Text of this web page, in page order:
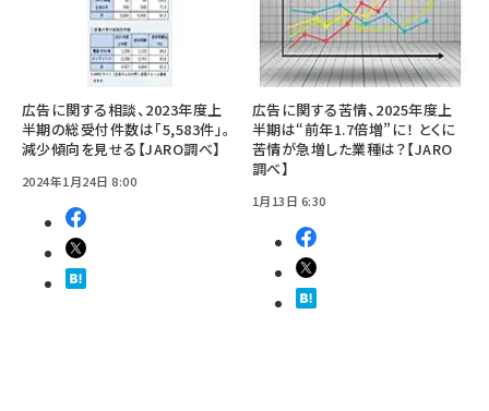
広告に関する相談、2023年度上
半期の総受付件数は「5,583件」。
減少傾向を見せる【JARO調べ】
2024年1月24日 8:00
広告に関する苦情、2025年度上
半期は“前年1.7倍増”に！ とくに
苦情が急増した業種は？【JARO
調べ】
1月13日 6:30